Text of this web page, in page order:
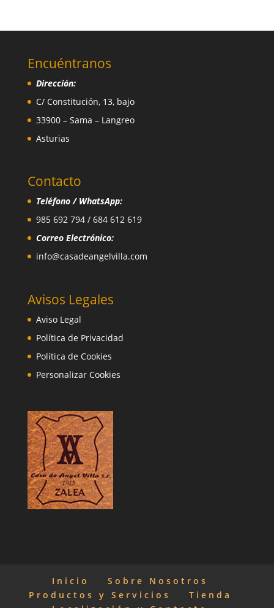
Encuéntranos
Dirección:
C/ Constitución, 13, bajo
33900 – Sama – Langreo
Asturias
Contacto
Teléfono / WhatsApp:
985 692 794 / 684 612 619
Correo Electrónico:
info@casadeangelvilla.com
Avisos Legales
Aviso Legal
Política de Privacidad
Política de Cookies
Personalizar Cookies
Inicio
Sobre Nosotros
Productos y Servicios
Tienda